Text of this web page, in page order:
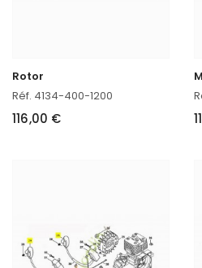
Rotor
Réf. 4134-400-1200
116,00 €